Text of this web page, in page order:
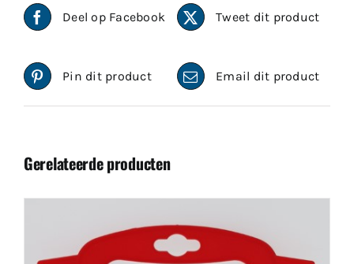
Deel op Facebook Tweet dit product
Pin dit product Email dit product
Gerelateerde producten